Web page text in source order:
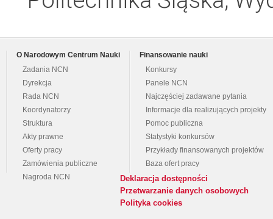
O Narodowym Centrum Nauki
Zadania NCN
Dyrekcja
Rada NCN
Koordynatorzy
Struktura
Akty prawne
Oferty pracy
Zamówienia publiczne
Nagroda NCN
Finansowanie nauki
Konkursy
Panele NCN
Najczęściej zadawane pytania
Informacje dla realizujących projekty
Pomoc publiczna
Statystyki konkursów
Przykłady finansowanych projektów
Baza ofert pracy
Deklaracja dostępności
Przetwarzanie danych osobowych
Polityka cookies